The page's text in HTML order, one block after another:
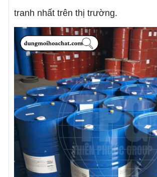
tranh nhất trên thị trường.